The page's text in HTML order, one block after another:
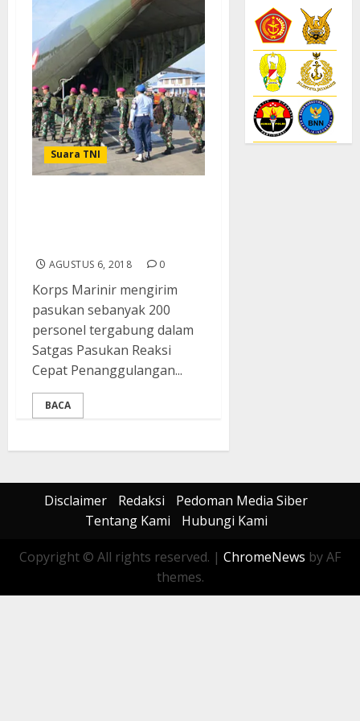
Suara TNI
AGUSTUS 6, 2018 0
Korps Marinir mengirim
pasukan sebanyak 200
personel tergabung dalam
Satgas Pasukan Reaksi
Cepat Penanggulangan...
BACA
Disclaimer Redaksi
Pedoman Media Siber
Tentang Kami
Hubungi Kami
Copyright © All rights reserved. | ChromeNews by AF
themes.